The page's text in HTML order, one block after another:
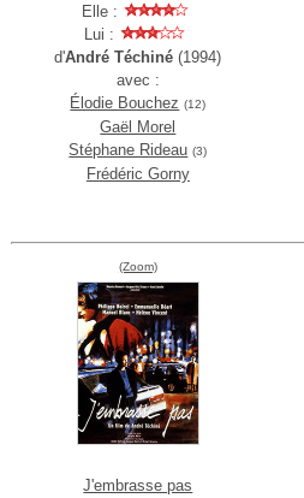
Elle :
Lui :
d'André Téchiné (1994)
avec :
Élodie Bouchez (12)
Gaël Morel
Stéphane Rideau (3)
Frédéric Gorny
(Zoom)
J'embrasse pas